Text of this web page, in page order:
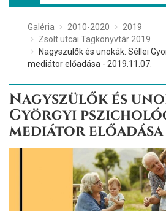
Galéria 2010-2020
2019
Zsolt utcai Tagkönyvtár 2019
Nagyszülők és unokák. Séllei
mediátor előadása - 2019.11.07.
Nagyszülők és
Györgyi
mediátor előadása -